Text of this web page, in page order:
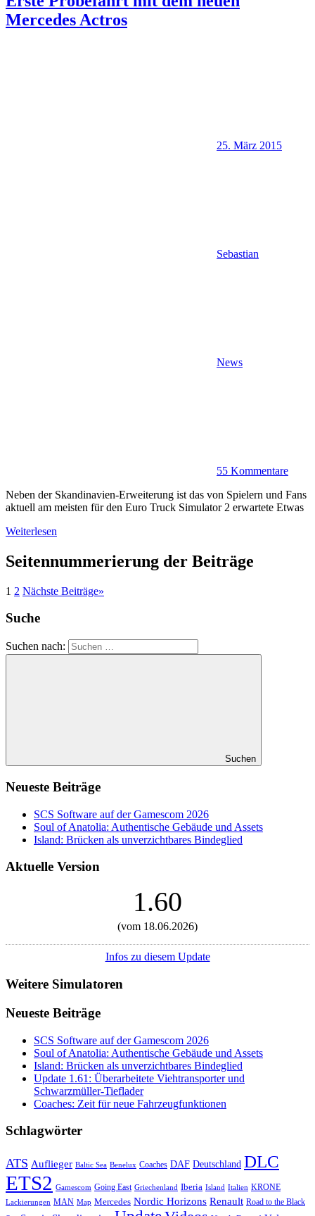
Mercedes Actros
25. März 2015
Sebastian
News
55 Kommentare
Neben der Skandinavien-Erweiterung ist das von Spielern und Fans
aktuell am meisten für den Euro Truck Simulator 2 erwartete Etwas
Weiterlesen
Seitennummerierung der Beiträge
1 2 Nächste Beiträge»
Suche
Suchen nach:
Suchen
Neueste Beiträge
SCS Software auf der Gamescom 2026
Soul of Anatolia: Authentische Gebäude und Assets
Island: Brücken als unverzichtbares Bindeglied
Aktuelle Version
1.60
(vom 18.06.2026)
Infos zu diesem Update
Weitere Simulatoren
Neueste Beiträge
SCS Software auf der Gamescom 2026
Soul of Anatolia: Authentische Gebäude und Assets
Island: Brücken als unverzichtbares Bindeglied
Update 1.61: Überarbeitete Viehtransporter und
Schwarzmüller-Tieflader
Coaches: Zeit für neue Fahrzeugfunktionen
Schlagwörter
ATS Auflieger Baltic Sea Benelux Coaches DAF Deutschland DLC
ETS2 Gamescom Going East Griechenland Iberia Island Italien KRONE
Lackierungen MAN Map Mercedes Nordic Horizons Renault Road to the Black